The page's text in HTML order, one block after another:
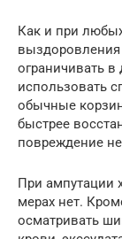
Как и при
ограничивать
использовать
обычные
быстрее
повреждение
При ампутации
мерах нет.
осматривать